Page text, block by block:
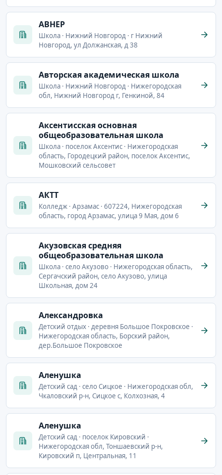
АВНЕР
Школа · Нижний Новгород · г Нижний
Новгород, ул Должанская, д 38
Авторская академическая школа
Школа · Нижний Новгород · Нижегородская
обл, Нижний Новгород г, Генкиной, 84
Аксентисская основная
общеобразовательная школа
Школа · поселок Аксентис · Нижегородская
область, Городецкий район, поселок Аксентис,
Мошковский сельсовет
АКТТ
Колледж · Арзамас · 607224, Нижегородская
область, город Арзамас, улица 9 Мая, дом 6
Акузовская средняя
общеобразовательная школа
Школа · село Акузово · Нижегородская область,
Сергачский район, село Акузово, улица
Школьная, дом 24
Александровка
Детский отдых · деревня Большое Покровское ·
Нижегородская область, Борский район,
дер.Большое Покровское
Аленушка
Детский сад · село Сицкое · Нижегородская обл,
Чкаловский р-н, Сицкое с, Колхозная, 4
Аленушка
Детский сад · поселок Кировский ·
Нижегородская обл, Тоншаевский р-н,
Кировский п, Центральная, 11